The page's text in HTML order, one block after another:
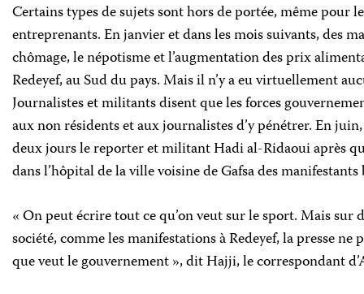
Certains types de sujets sont hors de portée, même pour
entreprenants. En janvier et dans les mois suivants, des
chômage, le népotisme et l’augmentation des prix
Redeyef, au Sud du pays. Mais il n’y a eu virtuellement
Journalistes et militants disent que les forces
aux non résidents et aux journalistes d’y pénétrer. En
deux jours le reporter et militant Hadi al-Ridaoui après
dans l’hôpital de la ville voisine de Gafsa des manifestants
« On peut écrire tout ce qu’on veut sur le sport. Mais
société, comme les manifestations à Redeyef, la presse
que veut le gouvernement », dit Hajji, le correspondant